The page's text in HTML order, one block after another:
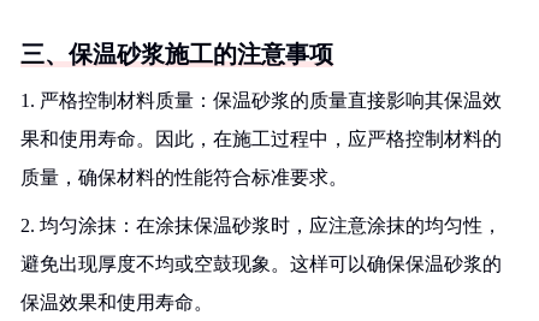
三、保温砂浆施工的注意事项
1. 严格控制材料质量：保温砂浆的质量直接影响其保温效
果和使用寿命。因此，在施工过程中，应严格控制材料的
质量，确保材料的性能符合标准要求。
2. 均匀涂抹：在涂抹保温砂浆时，应注意涂抹的均匀性，
避免出现厚度不均或空鼓现象。这样可以确保保温砂浆的
保温效果和使用寿命。